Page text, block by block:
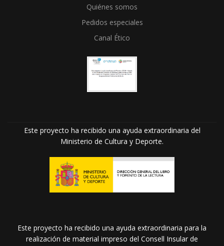
Quiénes somos
Pedidos especiales
Canal Ético
Este proyecto ha recibido una ayuda extraordinaria del
Ministerio de Cultura y Deporte.
Este proyecto ha recibido una ayuda extraordinaria para la
realización de material impreso del Consell Insular de